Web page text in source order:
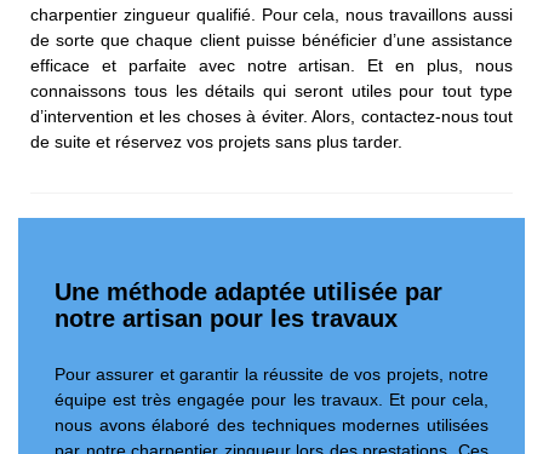
charpentier zingueur qualifié. Pour cela, nous travaillons aussi
de sorte que chaque client puisse bénéficier d’une assistance
efficace et parfaite avec notre artisan. Et en plus, nous
connaissons tous les détails qui seront utiles pour tout type
d’intervention et les choses à éviter. Alors, contactez-nous tout
de suite et réservez vos projets sans plus tarder.
Une méthode adaptée utilisée par
notre artisan pour les travaux
Pour assurer et garantir la réussite de vos projets, notre
équipe est très engagée pour les travaux. Et pour cela,
nous avons élaboré des techniques modernes utilisées
par notre charpentier zingueur lors des prestations. Ces